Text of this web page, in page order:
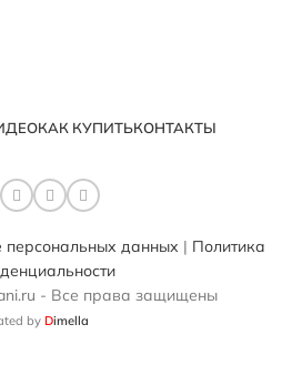
КАК КУПИТЬКОНТАКТЫ
персональных данных | Политика
- Все права защищены
by Dimella